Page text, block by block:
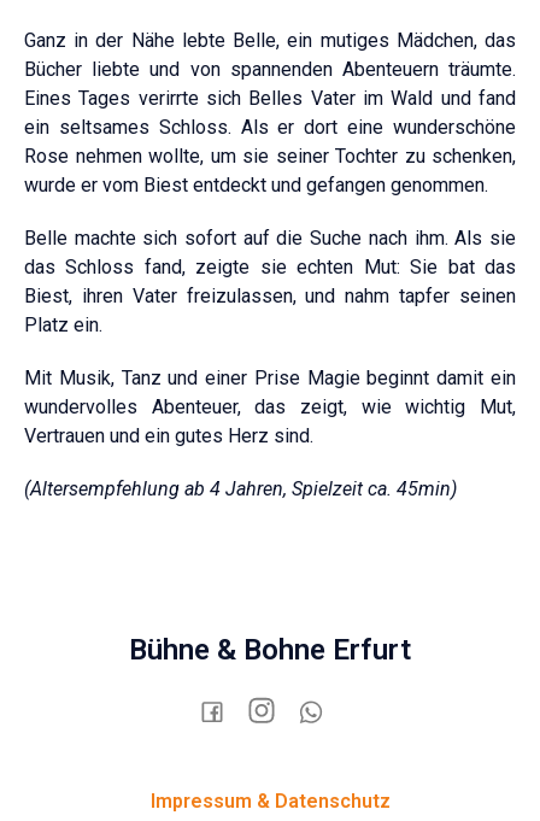
Ganz in der Nähe lebte Belle, ein mutiges Mädchen, das
Bücher liebte und von spannenden Abenteuern träumte.
Eines Tages verirrte sich Belles Vater im Wald und fand
ein seltsames Schloss. Als er dort eine wunderschöne
Rose nehmen wollte, um sie seiner Tochter zu schenken,
wurde er vom Biest entdeckt und gefangen genommen.
Belle machte sich sofort auf die Suche nach ihm. Als sie
das Schloss fand, zeigte sie echten Mut: Sie bat das
Biest, ihren Vater freizulassen, und nahm tapfer seinen
Platz ein.
Mit Musik, Tanz und einer Prise Magie beginnt damit ein
wundervolles Abenteuer, das zeigt, wie wichtig Mut,
Vertrauen und ein gutes Herz sind.
(Altersempfehlung ab 4 Jahren, Spielzeit ca. 45min)
Bühne & Bohne Erfurt
Impressum & Datenschutz